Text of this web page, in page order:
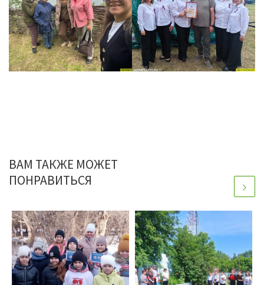
ВАМ ТАКЖЕ МОЖЕТ
ПОНРАВИТЬСЯ